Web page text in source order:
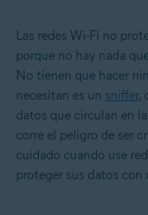
Las redes Wi-Fi no
porque no hay nada
No tienen que hacer
necesitan es un sniffer,
datos que circulan en
corre el peligro de ser
cuidado cuando use
proteger sus datos con